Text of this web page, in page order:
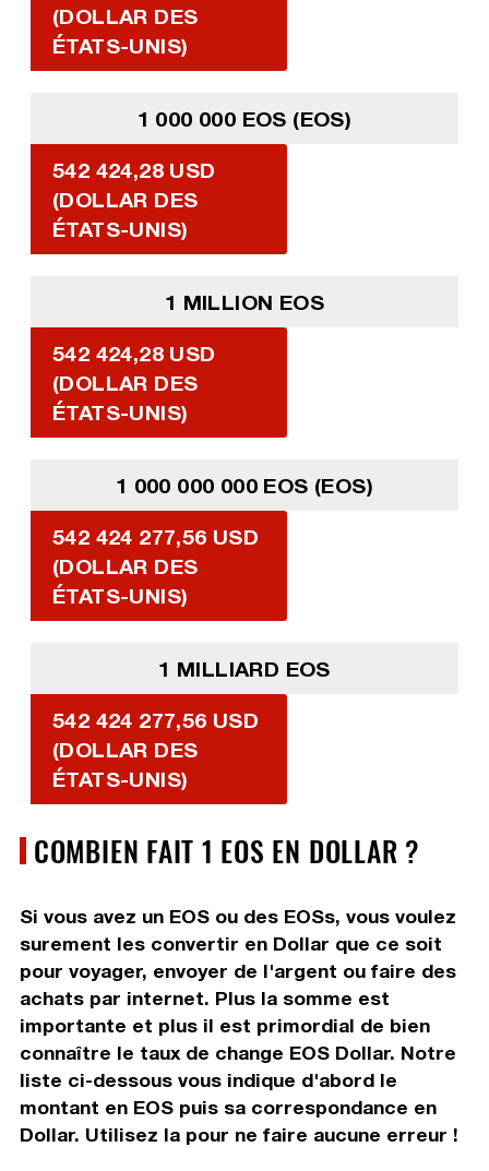
(DOLLAR DES
ÉTATS-UNIS)
1 000 000 EOS (EOS)
542 424,28 USD
(DOLLAR DES
ÉTATS-UNIS)
1 MILLION EOS
542 424,28 USD
(DOLLAR DES
ÉTATS-UNIS)
1 000 000 000 EOS (EOS)
542 424 277,56 USD
(DOLLAR DES
ÉTATS-UNIS)
1 MILLIARD EOS
542 424 277,56 USD
(DOLLAR DES
ÉTATS-UNIS)
COMBIEN FAIT 1 EOS EN DOLLAR ?
Si vous avez un EOS ou des EOSs, vous voulez
surement les convertir en Dollar que ce soit
pour voyager, envoyer de l'argent ou faire des
achats par internet. Plus la somme est
importante et plus il est primordial de bien
connaître le taux de change EOS Dollar. Notre
liste ci-dessous vous indique d'abord le
montant en EOS puis sa correspondance en
Dollar. Utilisez la pour ne faire aucune erreur !